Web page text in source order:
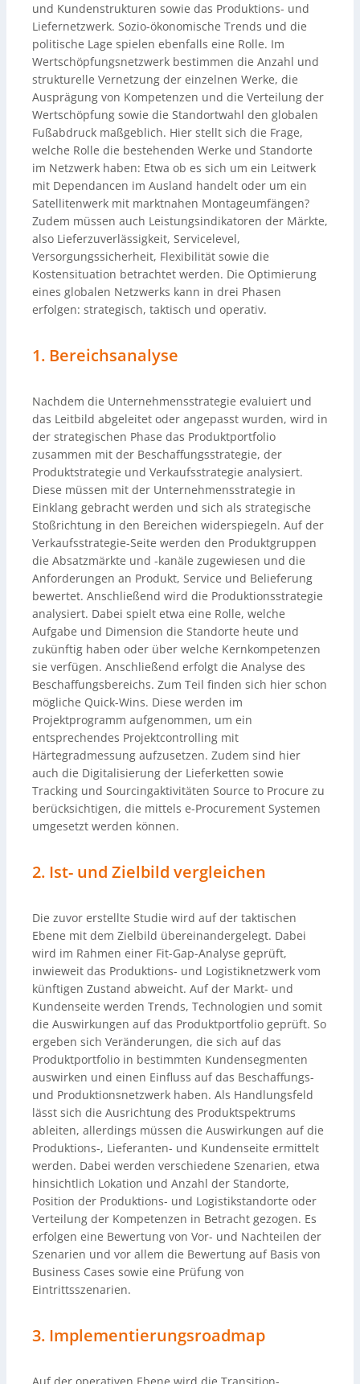
und Kundenstrukturen sowie das Produktions- und
Liefernetzwerk. Sozio-ökonomische Trends und die
politische Lage spielen ebenfalls eine Rolle. Im
Wertschöpfungsnetzwerk bestimmen die Anzahl und
strukturelle Vernetzung der einzelnen Werke, die
Ausprägung von Kompetenzen und die Verteilung der
Wertschöpfung sowie die Standortwahl den globalen
Fußabdruck maßgeblich. Hier stellt sich die Frage,
welche Rolle die bestehenden Werke und Standorte
im Netzwerk haben: Etwa ob es sich um ein Leitwerk
mit Dependancen im Ausland handelt oder um ein
Satellitenwerk mit marktnahen Montageumfängen?
Zudem müssen auch Leistungsindikatoren der Märkte,
also Lieferzuverlässigkeit, Servicelevel,
Versorgungssicherheit, Flexibilität sowie die
Kostensituation betrachtet werden. Die Optimierung
eines globalen Netzwerks kann in drei Phasen
erfolgen: strategisch, taktisch und operativ.
1. Bereichsanalyse
Nachdem die Unternehmensstrategie evaluiert und
das Leitbild abgeleitet oder angepasst wurden, wird in
der strategischen Phase das Produktportfolio
zusammen mit der Beschaffungsstrategie, der
Produktstrategie und Verkaufsstrategie analysiert.
Diese müssen mit der Unternehmensstrategie in
Einklang gebracht werden und sich als strategische
Stoßrichtung in den Bereichen widerspiegeln. Auf der
Verkaufsstrategie-Seite werden den Produktgruppen
die Absatzmärkte und -kanäle zugewiesen und die
Anforderungen an Produkt, Service und Belieferung
bewertet. Anschließend wird die Produktionsstrategie
analysiert. Dabei spielt etwa eine Rolle, welche
Aufgabe und Dimension die Standorte heute und
zukünftig haben oder über welche Kernkompetenzen
sie verfügen. Anschließend erfolgt die Analyse des
Beschaffungsbereichs. Zum Teil finden sich hier schon
mögliche Quick-Wins. Diese werden im
Projektprogramm aufgenommen, um ein
entsprechendes Projektcontrolling mit
Härtegradmessung aufzusetzen. Zudem sind hier
auch die Digitalisierung der Lieferketten sowie
Tracking und Sourcingaktivitäten Source to Procure zu
berücksichtigen, die mittels e-Procurement Systemen
umgesetzt werden können.
2. Ist- und Zielbild vergleichen
Die zuvor erstellte Studie wird auf der taktischen
Ebene mit dem Zielbild übereinandergelegt. Dabei
wird im Rahmen einer Fit-Gap-Analyse geprüft,
inwieweit das Produktions- und Logistiknetzwerk vom
künftigen Zustand abweicht. Auf der Markt- und
Kundenseite werden Trends, Technologien und somit
die Auswirkungen auf das Produktportfolio geprüft. So
ergeben sich Veränderungen, die sich auf das
Produktportfolio in bestimmten Kundensegmenten
auswirken und einen Einfluss auf das Beschaffungs-
und Produktionsnetzwerk haben. Als Handlungsfeld
lässt sich die Ausrichtung des Produktspektrums
ableiten, allerdings müssen die Auswirkungen auf die
Produktions-, Lieferanten- und Kundenseite ermittelt
werden. Dabei werden verschiedene Szenarien, etwa
hinsichtlich Lokation und Anzahl der Standorte,
Position der Produktions- und Logistikstandorte oder
Verteilung der Kompetenzen in Betracht gezogen. Es
erfolgen eine Bewertung von Vor- und Nachteilen der
Szenarien und vor allem die Bewertung auf Basis von
Business Cases sowie eine Prüfung von
Eintrittsszenarien.
3. Implementierungsroadmap